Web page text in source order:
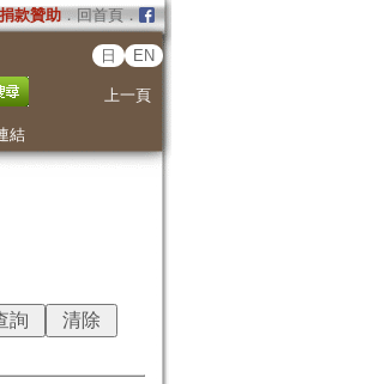
捐款贊助．回首頁．
日 EN
上一頁
結